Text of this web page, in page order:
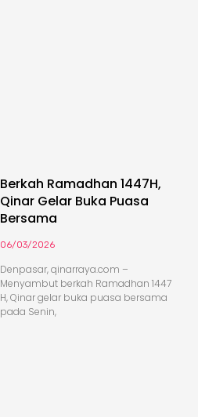
Berkah Ramadhan 1447H,
Qinar Gelar Buka Puasa
Bersama
06/03/2026
Denpasar, qinarraya.com –
Menyambut berkah Ramadhan 1447
H, Qinar gelar buka puasa bersama
pada Senin,